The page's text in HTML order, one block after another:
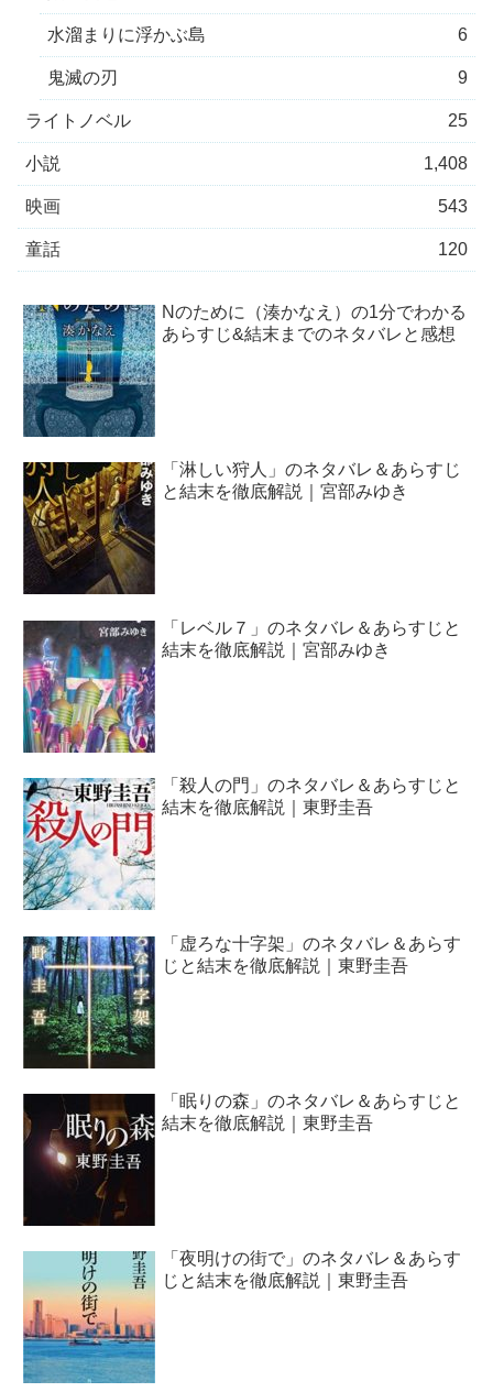
水溜まりに浮かぶ島 6
鬼滅の刃 9
ライトノベル 25
小説 1,408
映画 543
童話 120
Nのために（湊かなえ）の1分でわかる
あらすじ&結末までのネタバレと感想
「淋しい狩人」のネタバレ＆あらすじ
と結末を徹底解説｜宮部みゆき
「レベル７」のネタバレ＆あらすじと
結末を徹底解説｜宮部みゆき
「殺人の門」のネタバレ＆あらすじと
結末を徹底解説｜東野圭吾
「虚ろな十字架」のネタバレ＆あらす
じと結末を徹底解説｜東野圭吾
「眠りの森」のネタバレ＆あらすじと
結末を徹底解説｜東野圭吾
「夜明けの街で」のネタバレ＆あらす
じと結末を徹底解説｜東野圭吾